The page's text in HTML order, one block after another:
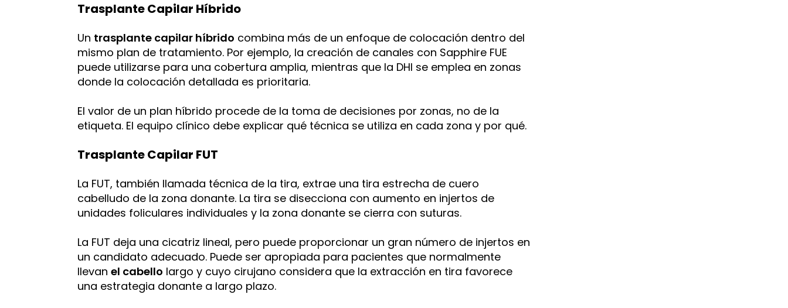
Trasplante Capilar Híbrido
Un trasplante capilar híbrido combina más de un enfoque de colocación dentro del
mismo plan de tratamiento. Por ejemplo, la creación de canales con Sapphire FUE
puede utilizarse para una cobertura amplia, mientras que la DHI se emplea en zonas
donde la colocación detallada es prioritaria.
El valor de un plan híbrido procede de la toma de decisiones por zonas, no de la
etiqueta. El equipo clínico debe explicar qué técnica se utiliza en cada zona y por qué.
Trasplante Capilar FUT
La FUT, también llamada técnica de la tira, extrae una tira estrecha de cuero
cabelludo de la zona donante. La tira se disecciona con aumento en injertos de
unidades foliculares individuales y la zona donante se cierra con suturas.
La FUT deja una cicatriz lineal, pero puede proporcionar un gran número de injertos en
un candidato adecuado. Puede ser apropiada para pacientes que normalmente
llevan el cabello largo y cuyo cirujano considera que la extracción en tira favorece
una estrategia donante a largo plazo.